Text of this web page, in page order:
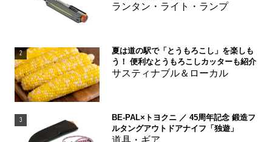
ランタン・ライト・ランプ
2
夏は道の駅で「とうもろこし」を楽しも
う！ 便利なとうもろこしカッターも紹介
サスティナブル＆ローカル
3
BE-PAL×トヨクニ ／ 45周年記念 鍛造フ
ルタングアウトドアナイフ「独遊」
道具・ギア